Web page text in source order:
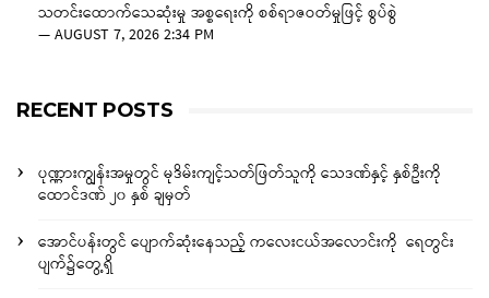
သတင်းထောက်သေဆုံးမှု အစ္စရေးကို စစ်ရာဇဝတ်မှုဖြင့် စွပ်စွဲ
—AUGUST 7, 2026 2:34 PM
RECENT POSTS
ပုဏ္ဏားကျွန်းအမှုတွင် မုဒိမ်းကျင့်သတ်ဖြတ်သူကို သေဒဏ်နှင့် နှစ်ဦးကို
ထောင်ဒဏ် ၂၀ နှစ် ချမှတ်
အောင်ပန်းတွင် ပျောက်ဆုံးနေသည့် ကလေးငယ်အလောင်းကို ရေတွင်း
ပျက်၌တွေ့ရှိ